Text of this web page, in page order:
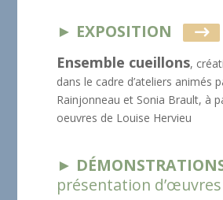
► EXPOSITION
Ensemble cueillons,
dans le cadre d’ateliers animés
Rainjonneau et Sonia Brault, à
oeuvres de Louise Hervieu
►
présentation d’œuvres